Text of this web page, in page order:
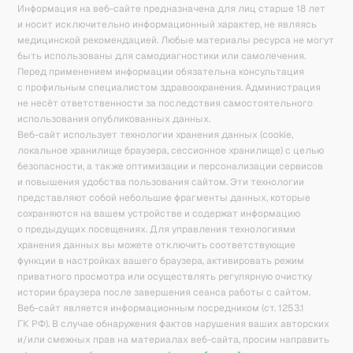
Информация на веб-сайте предназначена для лиц старше 18 лет
и носит исключительно информационный характер, не являясь
медицинской рекомендацией. Любые материалы ресурса не могут
быть использованы для самодиагностики или самолечения.
Перед применением информации обязательна консультация
с профильным специалистом здравоохранения. Администрация
не несёт ответственности за последствия самостоятельного
использования опубликованных данных.
Веб-сайт использует технологии хранения данных (cookie,
локальное хранилище браузера, сессионное хранилище) с целью
безопасности, а также оптимизации и персонализации сервисов
и повышения удобства пользования сайтом. Эти технологии
представляют собой небольшие фрагменты данных, которые
сохраняются на вашем устройстве и содержат информацию
о предыдущих посещениях. Для управления технологиями
хранения данных вы можете отключить соответствующие
функции в настройках вашего браузера, активировать режим
приватного просмотра или осуществлять регулярную очистку
истории браузера после завершения сеанса работы с сайтом.
Веб-сайт является информационным посредником (ст. 1253.1
ГК РФ). В случае обнаружения фактов нарушения ваших авторских
и/или смежных прав на материалах веб-сайта, просим направить